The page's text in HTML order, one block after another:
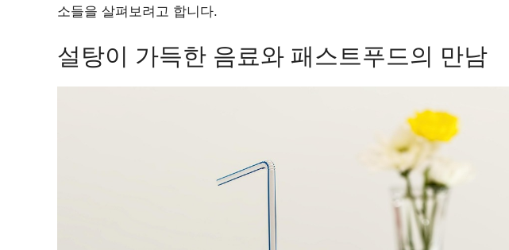
소들을 살펴보려고 합니다.
설탕이 가득한 음료와 패스트푸드의 만남